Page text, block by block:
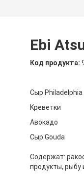
Ebi
Код продукта:
Сыр Philadelphia
Kреветки
Авокадо
Сыр Gouda
Содержат:
продукты, рыбу